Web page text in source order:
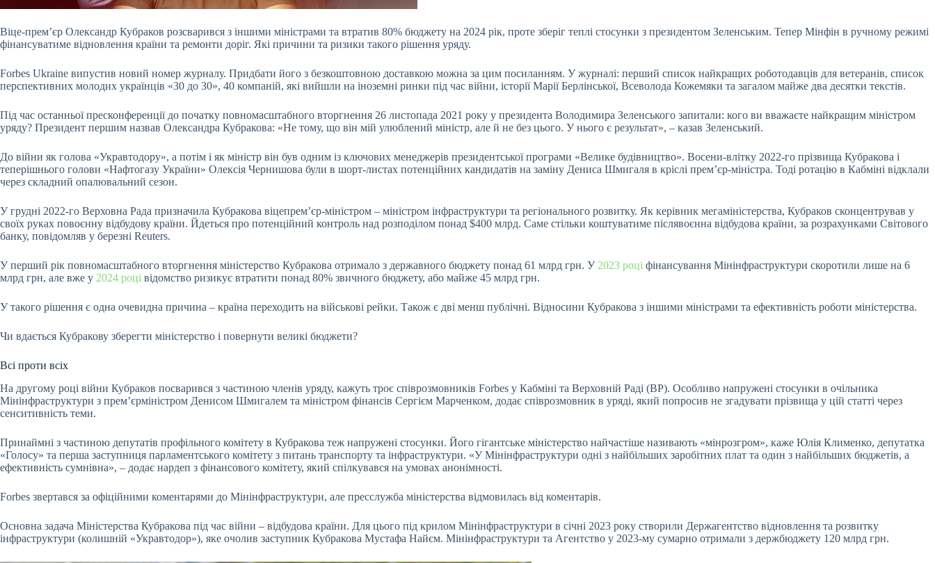
Віце-премʼєр Олександр Кубраков розсварився з іншими міністрами та втратив 80% бюджету на 2024 рік, проте зберіг теплі стосунки з президентом Зеленським. Тепер Мінфін в ручному режимі
фінансуватиме відновлення країни та ремонти доріг. Які причини та ризики такого рішення уряду.
Forbes Ukraine випустив новий номер журналу. Придбати його з безкоштовною доставкою можна за цим посиланням. У журналі: перший список найкращих роботодавців для ветеранів, список
перспективних молодих українців «30 до 30», 40 компаній, які вийшли на іноземні ринки під час війни, історії Марії Берлінської, Всеволода Кожемяки та загалом майже два десятки текстів.
Під час останньої пресконференції до початку повномасштабного вторгнення 26 листопада 2021 року у президента Володимира Зеленського запитали: кого ви вважаєте найкращим міністром
уряду? Президент першим назвав Олександра Кубракова: «Не тому, що він мій улюблений міністр, але й не без цього. У нього є результат», – казав Зеленський.
До війни як голова «Укравтодору», а потім і як міністр він був одним із ключових менеджерів президентської програми «Велике будівництво». Восени-влітку 2022-го прізвища Кубракова і
теперішнього голови «Нафтогазу України» Олексія Чернишова були в шорт-листах потенційних кандидатів на заміну Дениса Шмигаля в кріслі премʼєр-міністра. Тоді ротацію в Кабміні відклали
через складний опалювальний сезон.
У грудні 2022-го Верховна Рада призначила Кубракова віцепрем’єр-міністром – міністром інфраструктури та регіонального розвитку. Як керівник мегаміністерства, Кубраков сконцентрував у
своїх руках повоєнну відбудову країни. Йдеться про потенційний контроль над розподілом понад $400 млрд. Саме стільки коштуватиме післявоєнна відбудова країни, за розрахунками Світового
банку, повідомляв у березні Reuters.
У перший рік повномасштабного вторгнення міністерство Кубракова отримало з державного бюджету понад 61 млрд грн. У 2023 році фінансування Мінінфраструктури скоротили лише на 6
млрд грн, але вже у 2024 році відомство ризикує втратити понад 80% звичного бюджету, або майже 45 млрд грн.
У такого рішення є одна очевидна причина – країна переходить на військові рейки. Також є дві менш публічні. Відносини Кубракова з іншими міністрами та ефективність роботи міністерства.
Чи вдається Кубракову зберегти міністерство і повернути великі бюджети?
Всі проти всіх
На другому році війни Кубраков посварився з частиною членів уряду, кажуть троє співрозмовників Forbes у Кабміні та Верховній Раді (ВР). Особливо напружені стосунки в очільника
Мінінфраструктури з премʼєрміністром Денисом Шмигалем та міністром фінансів Сергієм Марченком, додає співрозмовник в уряді, який попросив не згадувати прізвища у цій статті через
сенситивність теми.
Принаймні з частиною депутатів профільного комітету в Кубракова теж напружені стосунки. Його гігантське міністерство найчастіше називають «мінрозгром», каже Юлія Клименко, депутатка
«Голосу» та перша заступниця парламентського комітету з питань транспорту та інфраструктури. «У Мінінфраструктури одні з найбільших заробітних плат та один з найбільших бюджетів, а
ефективність сумнівна», – додає нардеп з фінансового комітету, який спілкувався на умовах анонімності.
Forbes звертався за офіційними коментарями до Мінінфраструктури, але пресслужба міністерства відмовилась від коментарів.
Основна задача Міністерства Кубракова під час війни – відбудова країни. Для цього під крилом Мінінфраструктури в січні 2023 року створили Держагентство відновлення та розвитку
інфраструктури (колишній «Укравтодор»), яке очолив заступник Кубракова Мустафа Найєм. Мінінфраструктури та Агентство у 2023-му сумарно отримали з держбюджету 120 млрд грн.